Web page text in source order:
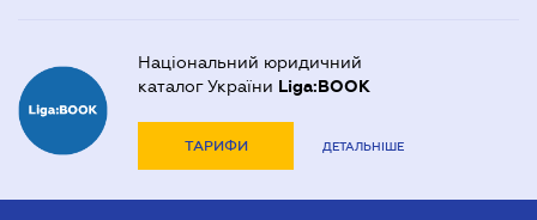
Національний юридичний
каталог України Liga:BOOK
ТАРИФИ ДЕТАЛЬНІШЕ